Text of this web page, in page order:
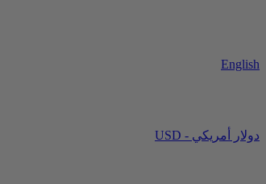
English
USD - دولار أمريكي